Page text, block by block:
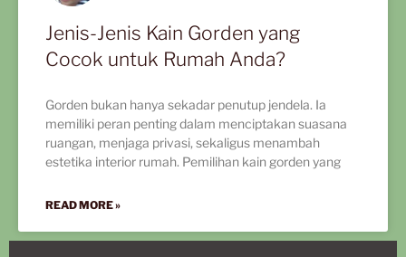
Jenis-Jenis Kain Gorden yang
Cocok untuk Rumah Anda?
Gorden bukan hanya sekadar penutup jendela. Ia
memiliki peran penting dalam menciptakan suasana
ruangan, menjaga privasi, sekaligus menambah
estetika interior rumah. Pemilihan kain gorden yang
READ MORE »